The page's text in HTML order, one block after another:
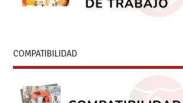
COMPATIBILIDAD